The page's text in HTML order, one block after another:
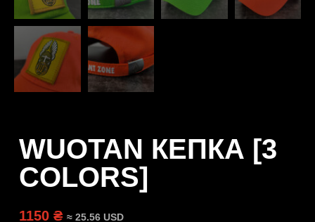
WUOTAN КЕПКА [3
COLORS]
1150 ₴ ≈ 25.56 USD